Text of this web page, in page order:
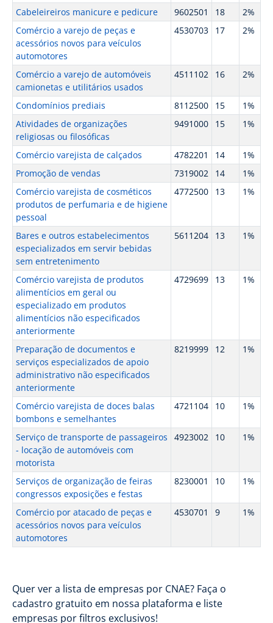
Cabeleireiros manicure e pedicure 9602501 18
2%
Comércio a varejo de peças e
acessórios novos para veículos
automotores
4530703 17 2%
Comércio a varejo de automóveis
camionetas e utilitários usados
4511102 16 2%
Condomínios prediais 8112500 15
1%
Atividades de organizações
religiosas ou filosóficas
9491000 15 1%
Comércio varejista de calçados 4782201 14
1%
Promoção de vendas
7319002 14
1%
Comércio varejista de cosméticos
produtos de perfumaria e de higiene
pessoal
4772500 13 1%
Bares e outros estabelecimentos
especializados em servir bebidas
sem entretenimento
5611204 13 1%
Comércio varejista de produtos
alimentícios em geral ou
especializado em produtos
alimentícios não especificados
anteriormente
4729699 13 1%
Preparação de documentos e
serviços especializados de apoio
administrativo não especificados
anteriormente
8219999 12 1%
Comércio varejista de doces balas
bombons e semelhantes
4721104 10 1%
Serviço de transporte de passageiros
- locação de automóveis com
motorista
4923002 10 1%
Serviços de organização de feiras
congressos exposições e festas
8230001 10 1%
Comércio por atacado de peças e
acessórios novos para veículos
automotores
4530701 9 1%
Quer ver a lista de empresas por CNAE? Faça o
cadastro gratuito em nossa plataforma e liste
empresas por filtros exclusivos!